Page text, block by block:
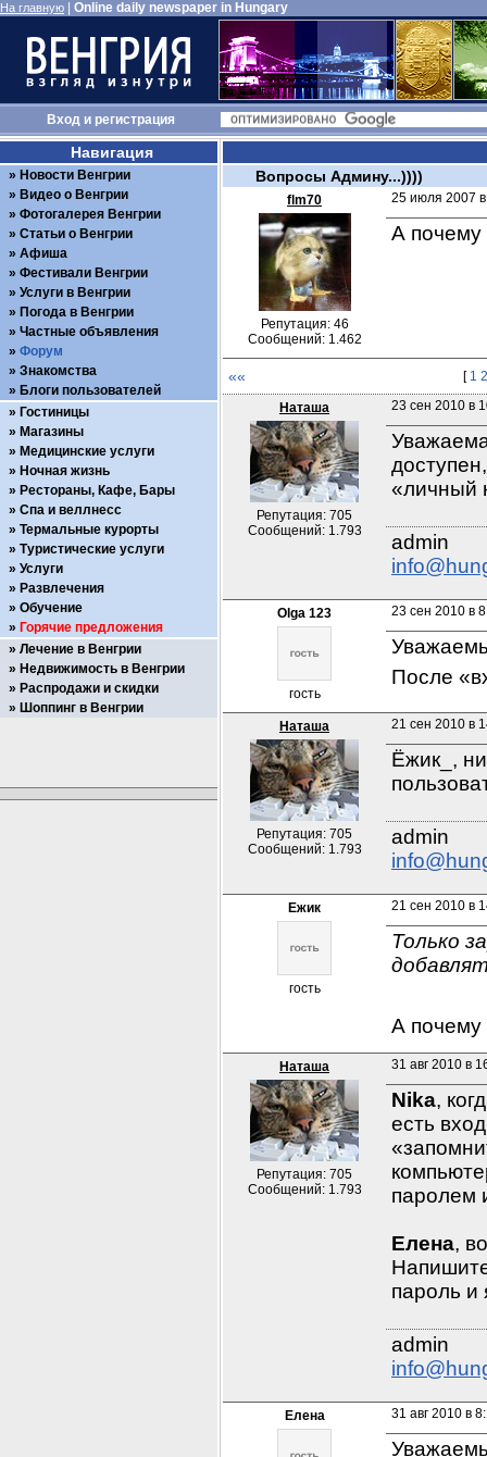
На главную Online daily newspaper in Hungary
Входи регистрация
Вопросы Админу...))))
flm70
Репутация: 46
Сообщений: 1.462
25 июля 2007
А почему
«« [ 1 2
Наташа
Репутация: 705
Сообщений: 1.793
23 сен 2010 в
«личный
Olga 123
гость
23 сен 2010 в
После
Наташа
Репутация: 705
Сообщений: 1.793
21 сен 2010 в
Ёжик_,
Ежик
гость
21 сен 2010 в
Только
А почему
Наташа
Репутация: 705
Сообщений: 1.793
31 авг 2010 в
Nika,
есть
паролем
Елена,
пароль и
Елена 31 авг 2010 в
Навигация
Новости Венгрии
Видео о Венгрии
Фотогалерея Венгрии
Статьи о Венгрии
Афиша
Фестивали Венгрии
Услуги в Венгрии
Погода в Венгрии
Частные объявления
Форум
Знакомства
Блоги пользователей
Гостиницы
Магазины
Медицинские услуги
Ночная жизнь
Рестораны, Кафе, Бары
Спа и веллнесс
Термальные курорты
Туристические услуги
Услуги
Развлечения
Обучение
Горячие предложения
Лечение в Венгрии
Недвижимость в Венгрии
Распродажи и скидки
Шоппинг в Венгрии